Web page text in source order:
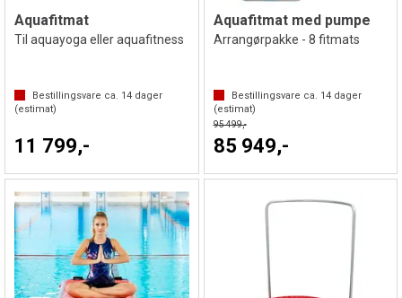
Aquafitmat
Til aquayoga eller aquafitness
Bestillingsvare ca. 14 dager
(estimat)
11 799,-
Aquafitmat med pumpe
Arrangørpakke - 8 fitmats
Bestillingsvare ca. 14dager
(estimat)
95 499,-
85 949,-